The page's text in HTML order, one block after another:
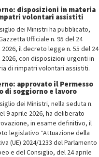
disposizioni in materia
volontari assistiti
dei Ministri ha pubblicato,
Ufficiale n. 95 del 24
il decreto legge n. 55 del 24
con disposizioni urgenti in
di rimpatri volontari assistiti.
approvato il Permesso
di soggiorno e lavoro
dei Ministri, nella seduta n.
9 aprile 2026, ha deliberato
in esame definitivo, il
legislativo “Attuazione della
(UE) 2024/1233 del Parlamento
e del Consiglio, del 24 aprile